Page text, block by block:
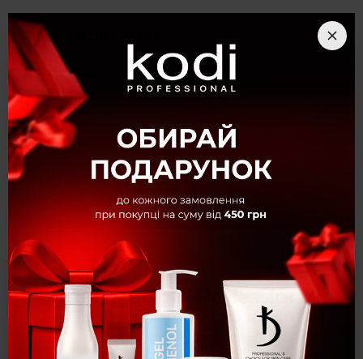
×
Вітаємо в Kodi Professional!
Оберіть мову для комфортних
покупок:
Характеристики
Гель-фарба № 41, 4 мл
Kолекція
Густина Щільні
Об'єм
Особливість Без кисті
Бузковий
Рожевий
Категорія Гель фарби для нігтів
Опис
Гель-фарба № 41, 4 мл